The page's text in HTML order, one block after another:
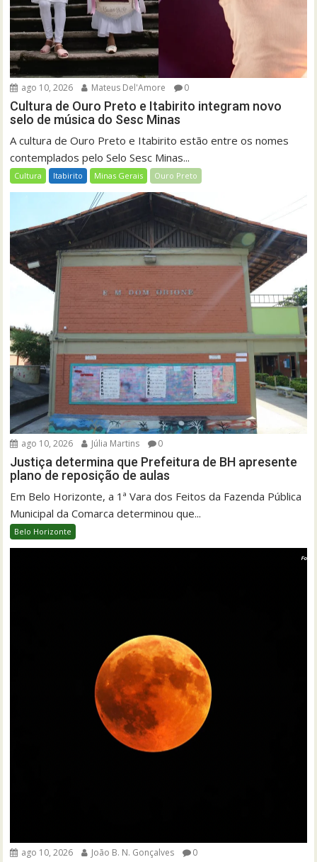
ago 10, 2026 Mateus Del'Amore 0
Cultura de Ouro Preto e Itabirito integram novo
selo de música do Sesc Minas
A cultura de Ouro Preto e Itabirito estão entre os nomes
contemplados pelo Selo Sesc Minas...
Cultura Itabirito Minas Gerais Ouro Preto
ago 10, 2026 Júlia Martins 0
Justiça determina que Prefeitura de BH apresente
plano de reposição de aulas
Em Belo Horizonte, a 1ª Vara dos Feitos da Fazenda Pública
Municipal da Comarca determinou que...
Belo Horizonte
ago 10, 2026 João B. N. Gonçalves 0